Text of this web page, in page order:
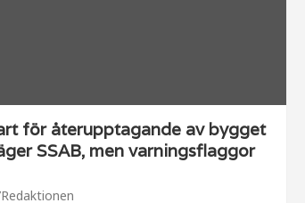
för återupptagande av bygget
SSAB, men varningsflaggor
Redaktionen